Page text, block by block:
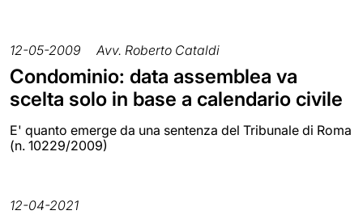
12-05-2009 Avv. Roberto Cataldi
Condominio: data assemblea va
scelta solo in base a calendario civile
E' quanto emerge da una sentenza del Tribunale di Roma
(n. 10229/2009)
12-04-2021